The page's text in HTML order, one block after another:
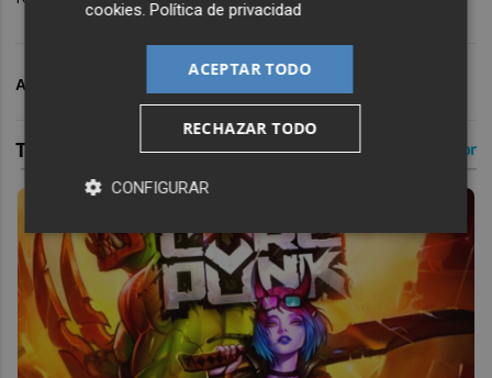
ARCHIVADO EN
cookies .Política de privacidad
ACEPTAR TODO
RECHAZAR TODO
CONFIGURAR